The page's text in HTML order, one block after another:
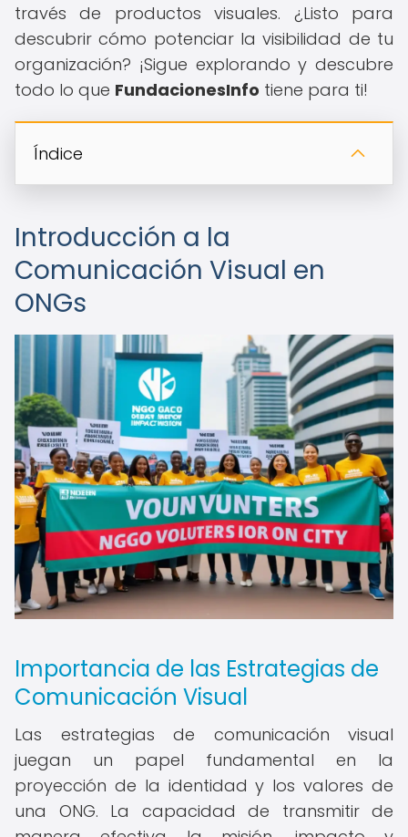
través de productos visuales. ¿Listo para
descubrir cómo potenciar la visibilidad de tu
organización? ¡Sigue explorando y descubre
todo lo que FundacionesInfo tiene para ti!
Índice
Introducción a la
Comunicación Visual en
ONGs
Importancia de las Estrategias de
Comunicación Visual
Las estrategias de comunicación visual
juegan un papel fundamental en la
proyección de la identidad y los valores de
una ONG. La capacidad de transmitir de